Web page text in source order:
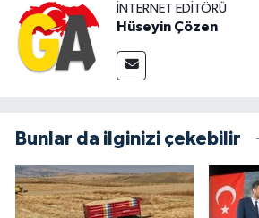
İNTERNET EDITÖRÜ
Hüseyin Çözen
Bunlar da ilginizi çekebilir